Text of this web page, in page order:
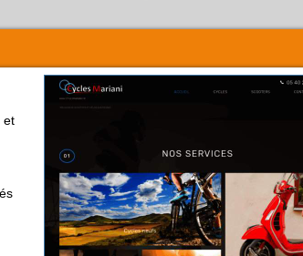
et